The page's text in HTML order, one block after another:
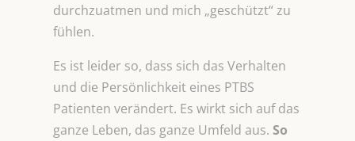
durchzuatmen und mich „geschützt“ zu
fühlen.
Es ist leider so, dass sich das Verhalten
und die Persönlichkeit eines PTBS
Patienten verändert. Es wirkt sich auf das
ganze Leben, das ganze Umfeld aus. So